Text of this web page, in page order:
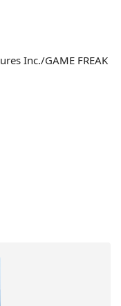
Inc./GAME FREAK